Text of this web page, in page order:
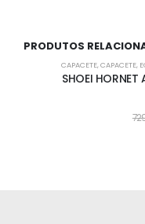
PRODUTOS
CAPACETE,CAPACETE,
SHOEI